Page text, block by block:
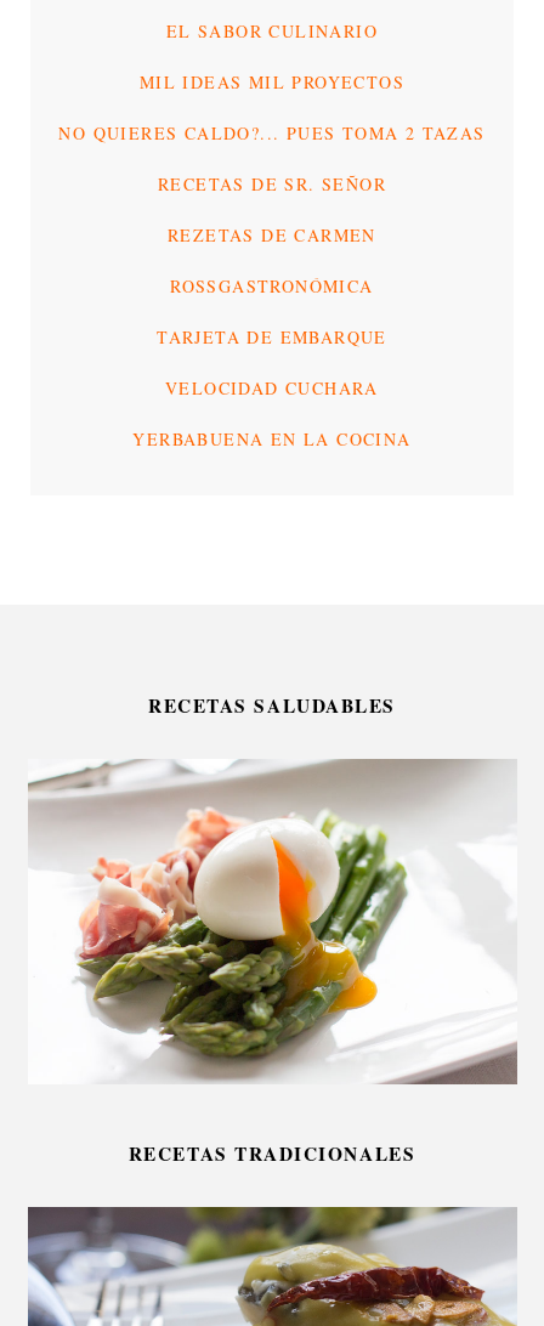
EL SABOR CULINARIO
MIL IDEAS MIL PROYECTOS
NO QUIERES CALDO?... PUES TOMA 2 TAZAS
RECETAS DE SR. SEÑOR
REZETAS DE CARMEN
ROSSGASTRONÓMICA
TARJETA DE EMBARQUE
VELOCIDAD CUCHARA
YERBABUENA EN LA COCINA
RECETAS SALUDABLES
RECETAS TRADICIONALES